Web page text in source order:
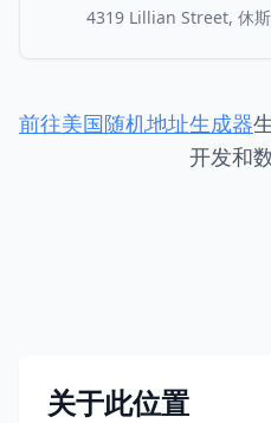
4319 Lillian Street, 休
前往美国随机地址生成器
开发和
关于此位置